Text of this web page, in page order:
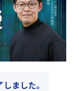
しました｡